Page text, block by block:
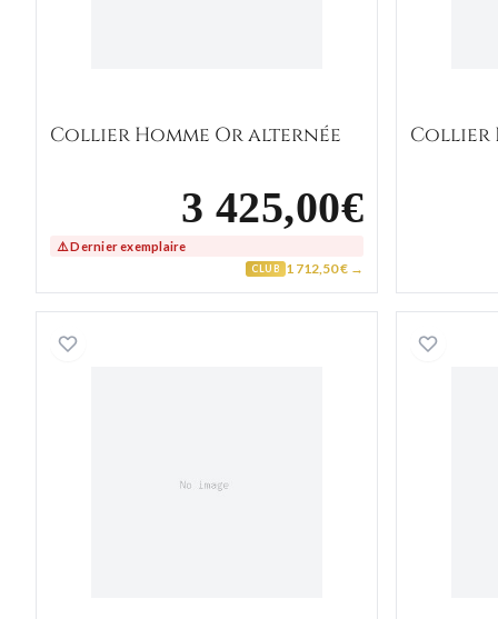
Collier Homme Or alternée
3 425,00€
⚠️ Dernier exemplaire
CLUB 1 712,50 € →
Collier
Collier Homme Or Blanc alternée